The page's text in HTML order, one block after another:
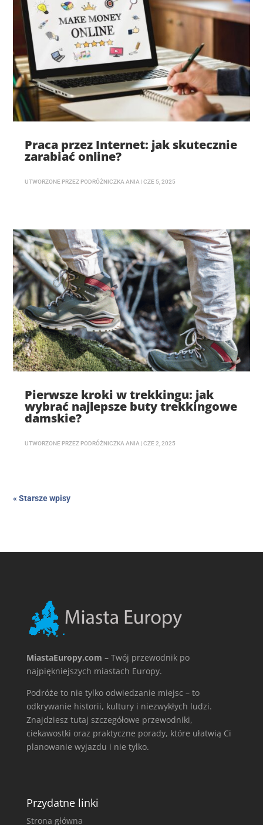
Praca przez Internet: jak skutecznie
zarabiać online?
UTWORZONE PRZEZ PODRÓŻNICZKA ANIA |CZE 5, 2025
Pierwsze kroki w trekkingu: jak
wybrać najlepsze buty trekkingowe
damskie?
UTWORZONE PRZEZ PODRÓŻNICZKA ANIA |CZE 2, 2025
« Starsze wpisy
MiastaEuropy.com – Twój przewodnik po
najpiękniejszych miastach Europy.
Podróże to nie tylko odwiedzanie miejsc – to
odkrywanie historii, kultury i niezwykłych ludzi.
Znajdziesz tutaj szczegółowe przewodniki,
ciekawostki oraz praktyczne porady, które ułatwią Ci
planowanie wyjazdu i nie tylko.
Przydatne linki
Strona główna